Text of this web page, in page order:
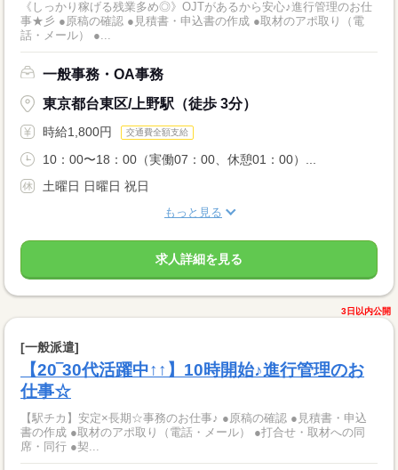
《しっかり稼げる残業多め◎》OJTがあるから安心♪進行管理のお仕
事★彡 ●原稿の確認 ●見積書・申込書の作成 ●取材のアポ取り（電
話・メール） ●...
一般事務・OA事務
東京都台東区/上野駅（徒歩 3分）
時給1,800円 交通費全額支給
10：00〜18：00（実働07：00、休憩01：00）...
土曜日 日曜日 祝日
もっと見る
求人詳細を見る
3日以内公開
[一般派遣]
【20‾30代活躍中↑↑】10時開始♪進行管理のお
仕事☆
【駅チカ】安定×長期☆事務のお仕事♪ ●原稿の確認 ●見積書・申込
書の作成 ●取材のアポ取り（電話・メール） ●打合せ・取材への同
席・同行 ●契...